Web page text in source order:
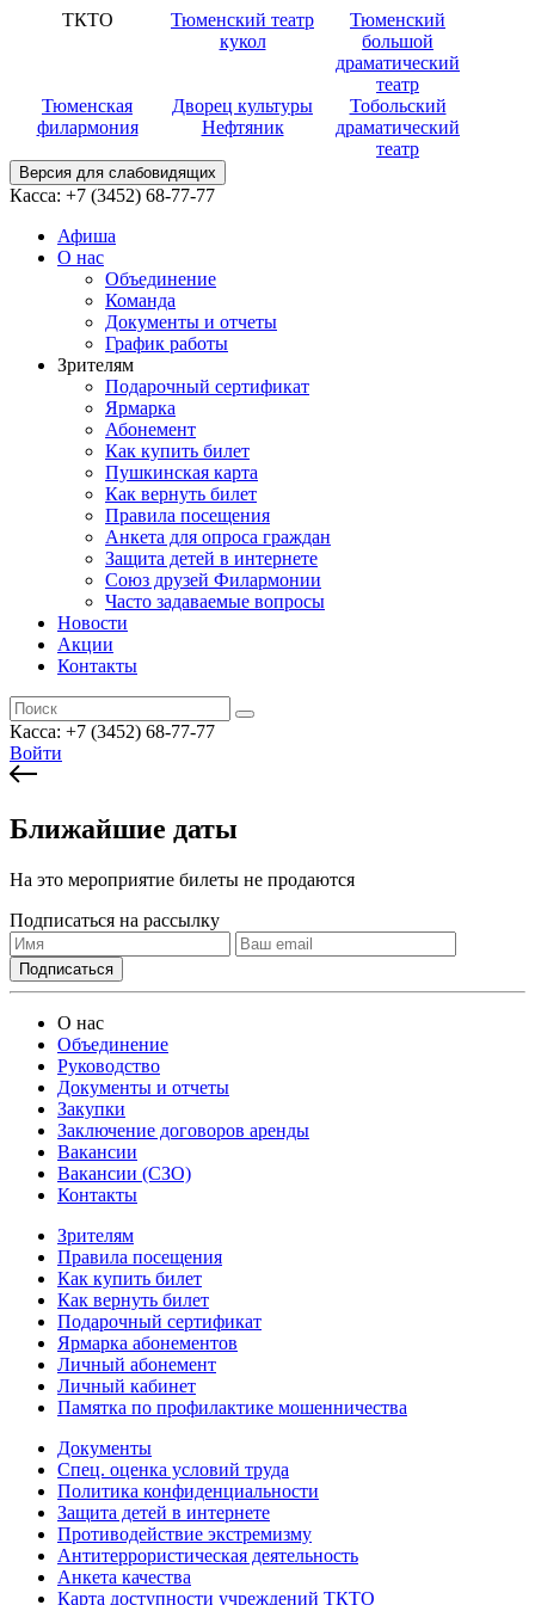
ТКТО
Тюменский театр
кукол
Тюменский
большой
драматический
театр
Тюменская
филармония
Дворец культуры
Нефтяник
Тобольский
драматический
театр
Версия для слабовидящих
Касса: +7 (3452) 68-77-77
Афиша
О нас
Объединение
Команда
Документы и отчеты
График работы
Зрителям
Подарочный сертификат
Ярмарка
Абонемент
Как купить билет
Пушкинская карта
Как вернуть билет
Правила посещения
Анкета для опроса граждан
Защита детей в интернете
Союз друзей Филармонии
Часто задаваемые вопросы
Новости
Акции
Контакты
Касса: +7 (3452) 68-77-77
Войти
Ближайшие даты
На это мероприятие билеты не продаются
Подписаться на рассылку
О нас
Объединение
Руководство
Документы и отчеты
Закупки
Заключение договоров аренды
Вакансии
Вакансии (СЗО)
Контакты
Зрителям
Правила посещения
Как купить билет
Как вернуть билет
Подарочный сертификат
Ярмарка абонементов
Личный абонемент
Личный кабинет
Памятка по профилактике мошенничества
Документы
Спец. оценка условий труда
Политика конфиденциальности
Защита детей в интернете
Противодействие экстремизму
Антитеррористическая деятельность
Анкета качества
Карта доступности учреждений ТКТО